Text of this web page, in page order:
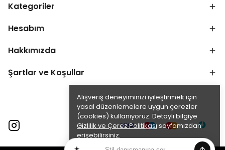
Alışveriş deneyiminizi iyileştirmek için
yasal düzenlemelere uygun çerezler
(cookies) kullanıyoruz. Detaylı bilgiye
Gizlilik ve Çerez Politikası sayfamızdan
erişebilirsiniz.
Anladım
Kategoriler
Hesabım
Hakkımızda
Şartlar ve Koşullar